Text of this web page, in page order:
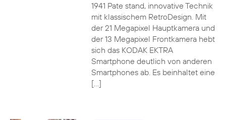
1941 Pate stand, innovative Technik
mit klassischem RetroDesign. Mit
der 21 Megapixel Hauptkamera und
der 13 Megapixel Frontkamera hebt
sich das KODAK EKTRA
Smartphone deutlich von anderen
Smartphones ab. Es beinhaltet eine
[…]